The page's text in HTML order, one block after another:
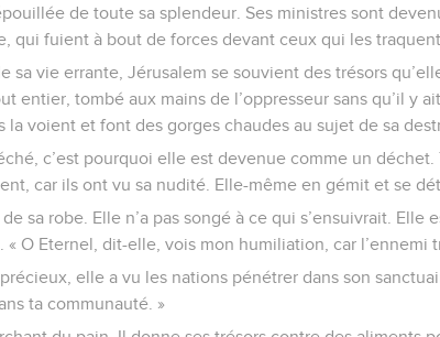
de toute sa splendeur. Ses ministres sont
qui fuient à bout de forces devant ceux qui les traquent.
sa vie errante, Jérusalem se souvient des trésors
entier, tombé aux mains de l’oppresseur sans qu’il y
la voient et font des gorges chaudes au sujet de sa
c’est pourquoi elle est devenue comme un déchet.
car ils ont vu sa nudité. Elle-même en gémit et se
sa robe. Elle n’a pas songé à ce qui s’ensuivrait. Elle
O Eternel, dit-elle, vois mon humiliation, car l’ennemi
elle a vu les nations pénétrer dans son
ta communauté. »